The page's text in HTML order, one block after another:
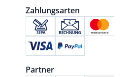
Zahlungsarten
Partner